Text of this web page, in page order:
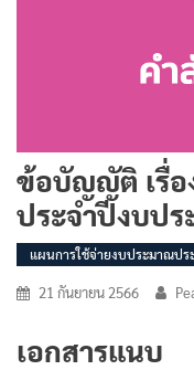
ข้อบัญญัติ เรื่อ
ประจำปีงบป
แผนการใช้จ่ายงบประมาณปร
21 กันยายน 2566
เอกสารแนบ